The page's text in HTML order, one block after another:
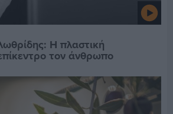
Η πλαστική
τον άνθρωπο